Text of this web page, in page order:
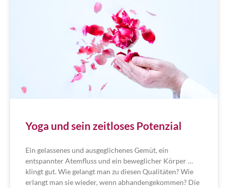
Yoga und sein zeitloses Potenzial
Ein gelassenes und ausgeglichenes Gemüt, ein
entspannter Atemfluss und ein beweglicher Körper …
klingt gut. Wie gelangt man zu diesen Qualitäten? Wie
erlangt man sie wieder, wenn abhandengekommen? Die